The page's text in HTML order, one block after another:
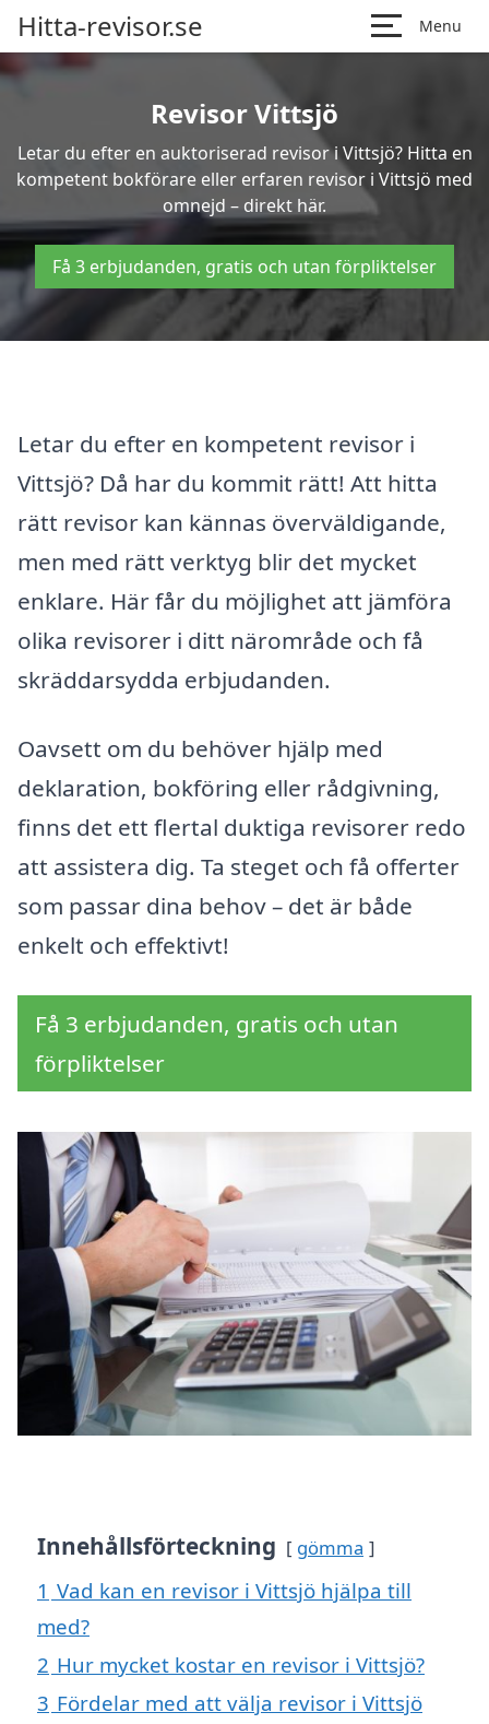
Hitta-revisor.se Menu
Revisor Vittsjö
Letar du efter en auktoriserad revisor i Vittsjö? Hitta en
kompetent bokförare eller erfaren revisor i Vittsjö med
omnejd – direkt här.
Få 3 erbjudanden, gratis och utan förpliktelser
Letar du efter en kompetent revisor i
Vittsjö? Då har du kommit rätt! Att hitta
rätt revisor kan kännas överväldigande,
men med rätt verktyg blir det mycket
enklare. Här får du möjlighet att jämföra
olika revisorer i ditt närområde och få
skräddarsydda erbjudanden.
Oavsett om du behöver hjälp med
deklaration, bokföring eller rådgivning,
finns det ett flertal duktiga revisorer redo
att assistera dig. Ta steget och få offerter
som passar dina behov – det är både
enkelt och effektivt!
Få 3 erbjudanden, gratis och utan
förpliktelser
Innehållsförteckning gömma
1 Vad kan en revisor i Vittsjö hjälpa till
med?
2 Hur mycket kostar en revisor i Vittsjö?
3 Fördelar med att välja revisor i Vittsjö